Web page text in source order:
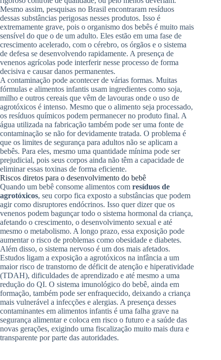
Mesmo assim, pesquisas no Brasil encontraram resíduos
dessas substâncias perigosas nesses produtos. Isso é
extremamente grave, pois o organismo dos bebês é muito mais
sensível do que o de um adulto. Eles estão em uma fase de
crescimento acelerado, com o cérebro, os órgãos e o sistema
de defesa se desenvolvendo rapidamente. A presença de
venenos agrícolas pode interferir nesse processo de forma
decisiva e causar danos permanentes.
A contaminação pode acontecer de várias formas. Muitas
fórmulas e alimentos infantis usam ingredientes como soja,
milho e outros cereais que vêm de lavouras onde o uso de
agrotóxicos é intenso. Mesmo que o alimento seja processado,
os resíduos químicos podem permanecer no produto final. A
água utilizada na fabricação também pode ser uma fonte de
contaminação se não for devidamente tratada. O problema é
que os limites de segurança para adultos não se aplicam a
bebês. Para eles, mesmo uma quantidade mínima pode ser
prejudicial, pois seus corpos ainda não têm a capacidade de
eliminar essas toxinas de forma eficiente.
Riscos diretos para o desenvolvimento do bebê
Quando um bebê consome alimentos com resíduos de
agrotóxicos, seu corpo fica exposto a substâncias que podem
agir como disruptores endócrinos. Isso quer dizer que os
venenos podem bagunçar todo o sistema hormonal da criança,
afetando o crescimento, o desenvolvimento sexual e até
mesmo o metabolismo. A longo prazo, essa exposição pode
aumentar o risco de problemas como obesidade e diabetes.
Além disso, o sistema nervoso é um dos mais afetados.
Estudos ligam a exposição a agrotóxicos na infância a um
maior risco de transtorno de déficit de atenção e hiperatividade
(TDAH), dificuldades de aprendizado e até mesmo a uma
redução do QI. O sistema imunológico do bebê, ainda em
formação, também pode ser enfraquecido, deixando a criança
mais vulnerável a infecções e alergias. A presença desses
contaminantes em alimentos infantis é uma falha grave na
segurança alimentar e coloca em risco o futuro e a saúde das
novas gerações, exigindo uma fiscalização muito mais dura e
transparente por parte das autoridades.